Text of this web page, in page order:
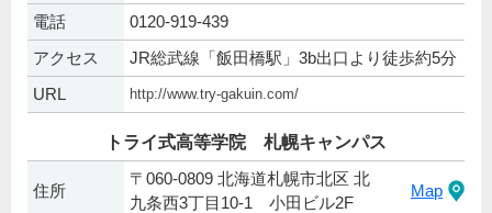
電話
0120-919-439
アクセス
JR総武線「飯田橋駅」3b出口より徒歩約5分
URL
http://www.try-gakuin.com/
トライ式高等学院 札幌キャンパス
住所
〒060-0809 北海道札幌市北区 北
九条西3丁目10-1 小田ビル2F
Map